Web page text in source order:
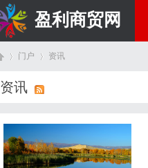
盈利商贸网
门户 资讯
资讯